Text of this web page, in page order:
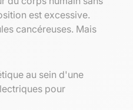
est excessive.
cancéreuses. Mais
au sein d'une
pour